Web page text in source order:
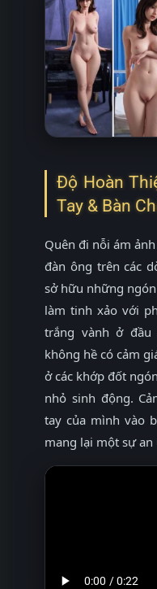
Độ Hoàn
Tay & Bàn
Quên đi nỗi ám
đàn ông trên các
sở hữu những
làm tinh xảo với
trắng vành ở
không hề có cảm
ở các khớp đốt
nhỏ sinh động.
tay của mình vào
mang lại một sự an